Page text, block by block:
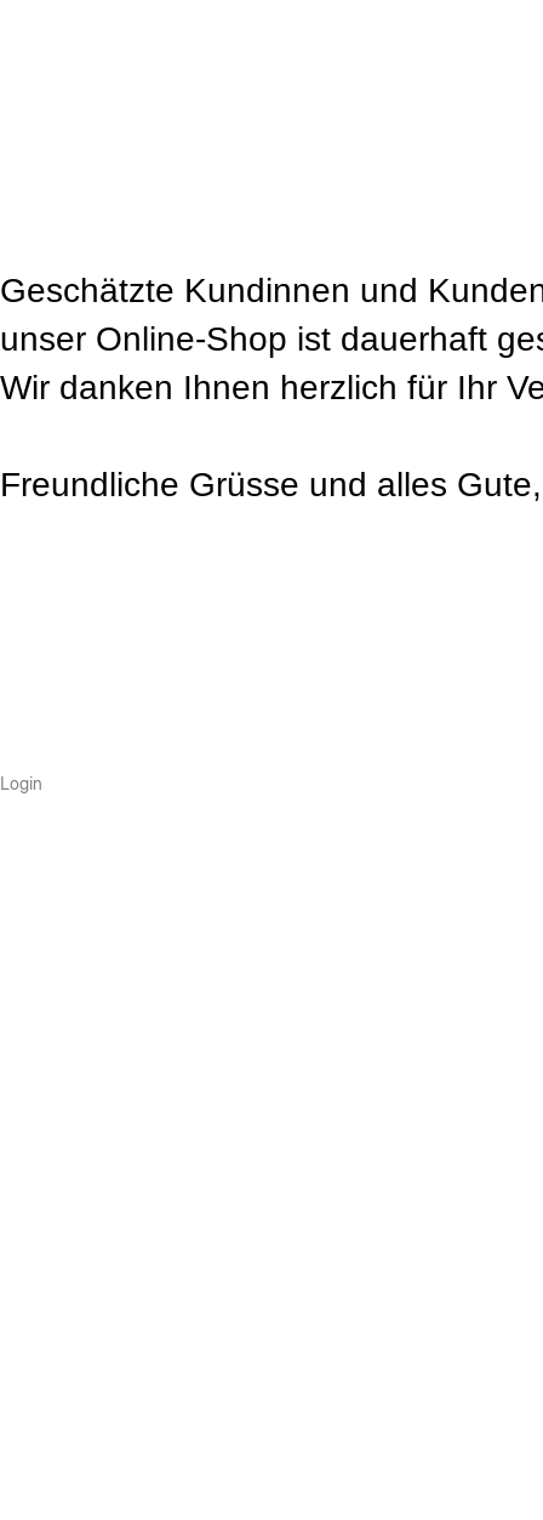
Geschätzte Kundinnen und
unser Online-Shop ist dauerhaft
Wir danken Ihnen herzlich für Ihr
Freundliche Grüsse und alles
Login